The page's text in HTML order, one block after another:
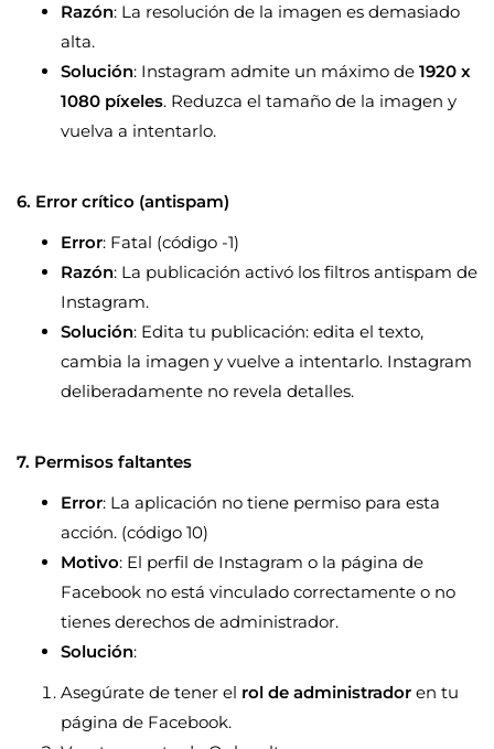
Razón: La resolución de la imagen es demasiado
alta.
Solución: Instagram admite un máximo de 1920 x
1080 píxeles. Reduzca el tamaño de la imagen y
vuelva a intentarlo.
6. Error crítico (antispam)
Error: Fatal (código -1)
Razón: La publicación activó los filtros antispam de
Instagram.
Solución: Edita tu publicación: edita el texto,
cambia la imagen y vuelve a intentarlo. Instagram
deliberadamente no revela detalles.
7. Permisos faltantes
Error: La aplicación no tiene permiso para esta
acción. (código 10)
Motivo: El perfil de Instagram o la página de
Facebook no está vinculado correctamente o no
tienes derechos de administrador.
Solución:
Asegúrate de tener el rol de administrador en tu
página de Facebook.